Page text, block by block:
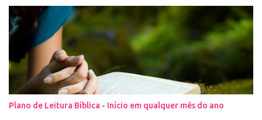
se maquiar e testam produtos. Não é errado gostar de se cuidar e
buscar conhecimento de como ficar mais bonita e atraente. Eu
também gosto de maquiagem e dicas de beleza, no entanto,
precisamos cuidar primeiramente da nossa beleza interior. A
verdade é que, muitas de nós buscamos de forma desenfreada
ficarmos mais bonitas por fora tentando nos afirmar, e mostrar
que temos algum valor, porque nossos corações estão cheios de
amargura e traumas causados por situações que vivenciamos. O
Plano de Leitura Bíblica - Início em qualquer mês do ano